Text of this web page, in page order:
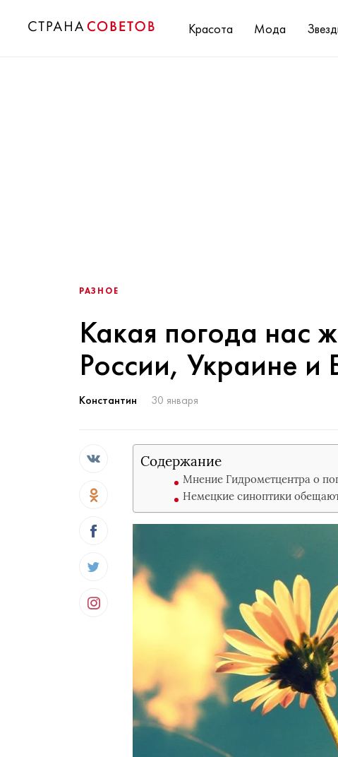
Красота Мода
РАЗНОЕ
Какая погода нас
России, Украине и
Константин 30 января
Содержание
Мнение Гидрометцентра о
Немецкие синоптики